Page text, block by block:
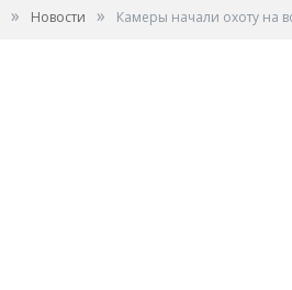
» Новости » Камеры начали охоту на